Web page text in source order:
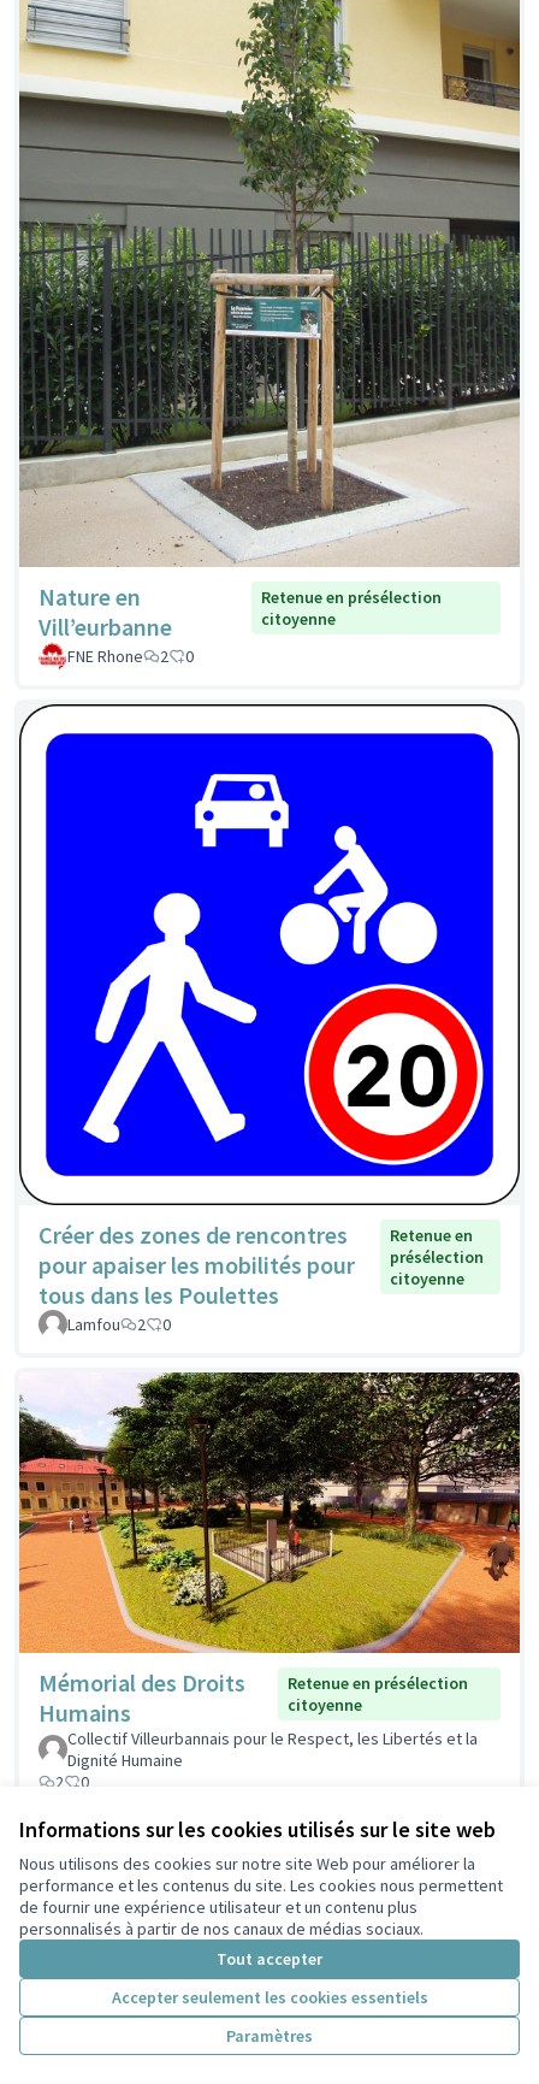
Informations sur les cookies utilisés sur le site web
Nous utilisons des cookies sur notre site Web pour améliorer la
performance et les contenus du site. Les cookies nous permettent
de fournir une expérience utilisateur et un contenu plus
personnalisés à partir de nos canaux de médias sociaux.
Tout accepter
Accepter seulement les cookies essentiels
Paramètres
Nature en
Vill’eurbanne
Retenue en présélection
citoyenne
FNE Rhone
2 0
Créer des zones de rencontres
pour apaiser les mobilités pour
tous dans les Poulettes
Retenue en
présélection
citoyenne
Lamfou 2 0
Mémorial des Droits
Humains
Retenue en présélection
citoyenne
Collectif Villeurbannais pour le Respect, les Libertés et la
Dignité Humaine
2
0
Non retenue en présélection